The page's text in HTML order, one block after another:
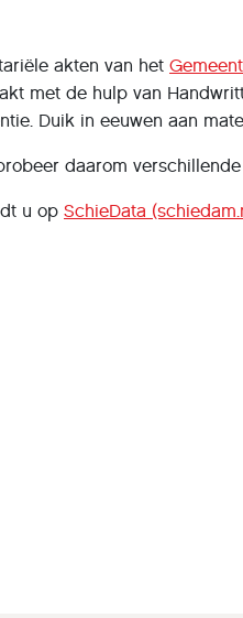
akten van het
met de hulp van
Duik in eeuwen aan
daarom
u op SchieData